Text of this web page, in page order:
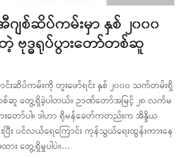
ဂျစ်ဆိပ်ကမ်းမှာ နှစ် ၂၀၀၀
ဒ္ဓရုပ်ပွားတော်တစ်ဆူ
င်းဆိပ်ကမ်းကို တူးဖော်ရင်း နှစ် ၂၀၀၀ သက်တမ်းရှိ
စ်ဆူ တွေ့ရှိခဲ့ပါတယ်။ ဉာဏ်တော်အမြင့် ၂၈ လက်မ
းတော်ပါ။ ဒါဟာ ရိုမန်ခေတ်ကတည်းက အိန္ဒိယ
ြီး ပင်လယ်ရေကြောင်း ကုန်သွယ်ရေးထွန်းကားနေ
း တွေ့ရှိမှုပါပဲ။…